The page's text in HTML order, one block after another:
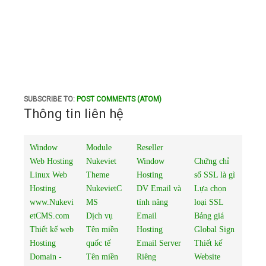
SUBSCRIBE TO: POST COMMENTS (ATOM)
Thông tin liên hệ
Window
Web Hosting
Linux Web
Hosting
www.Nukevi
etCMS.com
Thiết kế web
Hosting
Domain -
Module
Nukeviet
Theme
NukevietC
MS
Dịch vụ
Tên miền
quốc tế
Tên miền
Reseller
Window
Hosting
DV Email và
tính năng
Email
Hosting
Email Server
Riêng
Chứng chỉ
số SSL là gì
Lựa chọn
loại SSL
Bảng giá
Global Sign
Thiết kế
Website